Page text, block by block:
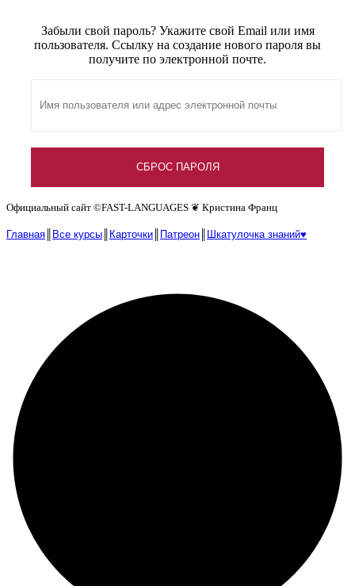
Забыли свой пароль? Укажите свой Email или имя
пользователя. Ссылку на создание нового пароля вы
получите по электронной почте.
Официальный сайт ©️FAST-LANGUAGES ❦ Кристина Франц
Главная Все курсы Карточки Патреон Шкатулочка знаний♥︎